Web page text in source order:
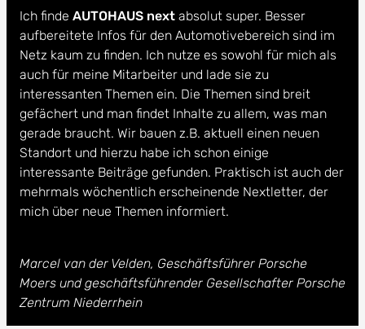
Ich finde AUTOHAUS next absolut super. Besser
aufbereitete Infos für den Automotivebereich sind im
Netz kaum zu finden. Ich nutze es sowohl für mich als
auch für meine Mitarbeiter und lade sie zu
interessanten Themen ein. Die Themen sind breit
gefächert und man findet Inhalte zu allem, was man
gerade braucht. Wir bauen z.B. aktuell einen neuen
Standort und hierzu habe ich schon einige
interessante Beiträge gefunden. Praktisch ist auch der
mehrmals wöchentlich erscheinende Nextletter, der
mich über neue Themen informiert.
Marcel van der Velden, Geschäftsführer Porsche
Moers und geschäftsführender Gesellschafter Porsche
Zentrum Niederrhein